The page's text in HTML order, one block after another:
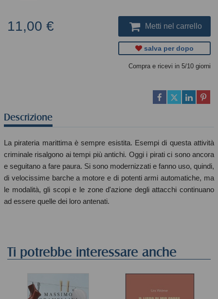
11,00 € Metti nel carrello
salva per dopo
Compra e ricevi in 5/10 giorni
Descrizione
La pirateria marittima è sempre esistita. Esempi di questa attività
criminale risalgono ai tempi più antichi. Oggi i pirati ci sono ancora
e seguitano a fare paura. Si sono modernizzati e fanno uso, quindi,
di velocissime barche a motore e di potenti armi automatiche, ma
le modalità, gli scopi e le zone d'azione degli attacchi continuano
ad essere quelle dei loro antenati.
Ti potrebbe interessare anche